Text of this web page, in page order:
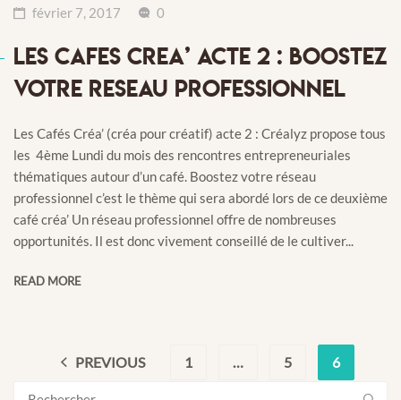
février 7, 2017 0
LES CAFES CREA’ ACTE 2 : BOOSTEZ
VOTRE RESEAU PROFESSIONNEL
Les Cafés Créa’ (créa pour créatif) acte 2 : Créalyz propose tous
les 4ème Lundi du mois des rencontres entrepreneuriales
thématiques autour d’un café. Boostez votre réseau
professionnel c’est le thème qui sera abordé lors de ce deuxième
café créa’ Un réseau professionnel offre de nombreuses
opportunités. Il est donc vivement conseillé de le cultiver...
READ MORE
PREVIOUS 1 … 5
6
Rechercher :